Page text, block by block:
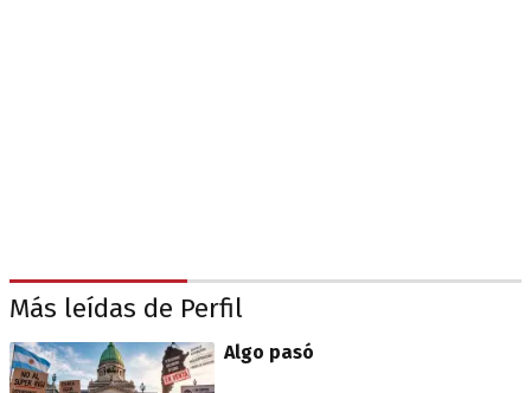
Más leídas de Perfil
Algo pasó